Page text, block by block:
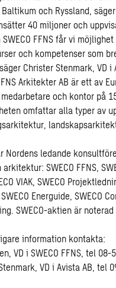
och Ryssland, säger
40 miljoner och
SWECO FFNS får vi
och kompetenser som
Christer Stenmark, VD i
Arkitekter AB är ett av
och kontor på
omfattar alla typer av
Nordens ledande
SWECO FFNS,
VIAK, SWECO
Energuide, SWECO
SWECO-aktien är
information kontakta:
VD i SWECO FFNS, tel
VD i Avista AB, tel